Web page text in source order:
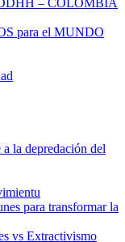
para el MUNDO
la depredación del
para transformar la
vs Extractivismo